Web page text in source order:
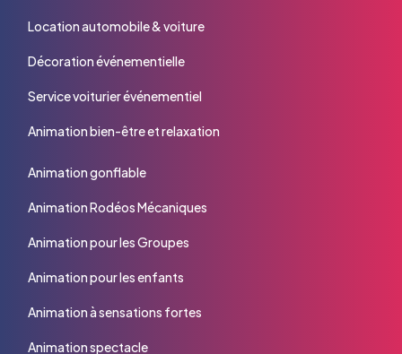
Location automobile & voiture
Décoration événementielle
Service voiturier événementiel
Animation bien-être et relaxation
Animation gonflable
Animation Rodéos Mécaniques
Animation pour les Groupes
Animation pour les enfants
Animation à sensations fortes
Animation spectacle